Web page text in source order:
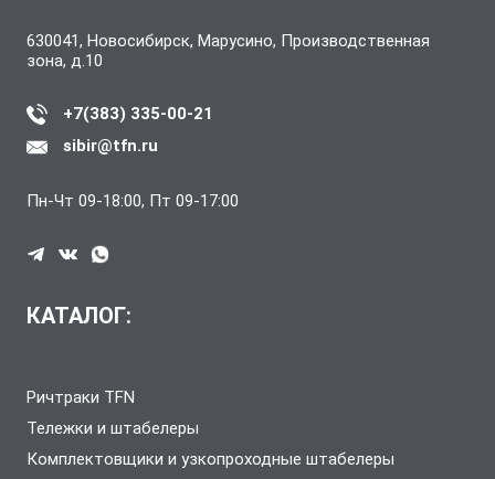
630041, Новосибирск, Марусино, Производственная
зона, д.10
+7(383) 335-00-21
sibir@tfn.ru
Пн-Чт 09-18:00, Пт 09-17:00
КАТАЛОГ:
Ричтраки TFN
Тележки и штабелеры
Комплектовщики и узкопроходные штабелеры